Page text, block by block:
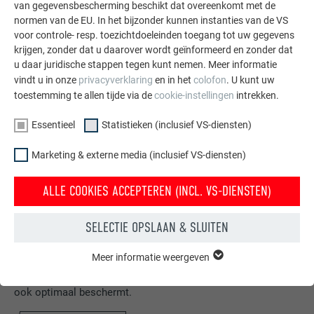
Gratis brochures bestellen
hoogwaterbescherming – met PREFA producten van
ook optimaal beschermt.
van gegevensbescherming beschikt dat overeenkomt met de
normen van de EU. In het bijzonder kunnen instanties van de VS
voor controle- resp. toezichtdoeleinden toegang tot uw gegevens
krijgen, zonder dat u daarover wordt geïnformeerd en zonder dat
u daar juridische stappen tegen kunt nemen. Meer informatie
vindt u in onze privacyverklaring en in het colofon. U kunt uw
toestemming te allen tijde via decookie-instellingen intrekken.
Essentieel Statistieken (inclusief VS-diensten)
Marketing & externe media (inclusief VS-diensten)
ALLE COOKIES ACCEPTEREN (INCL. VS-DIENSTEN)
SELECTIE OPSLAAN & SLUITEN
van de website. Hierdoor wordt gewaarborgd dat de website
Meer informatie weergeven